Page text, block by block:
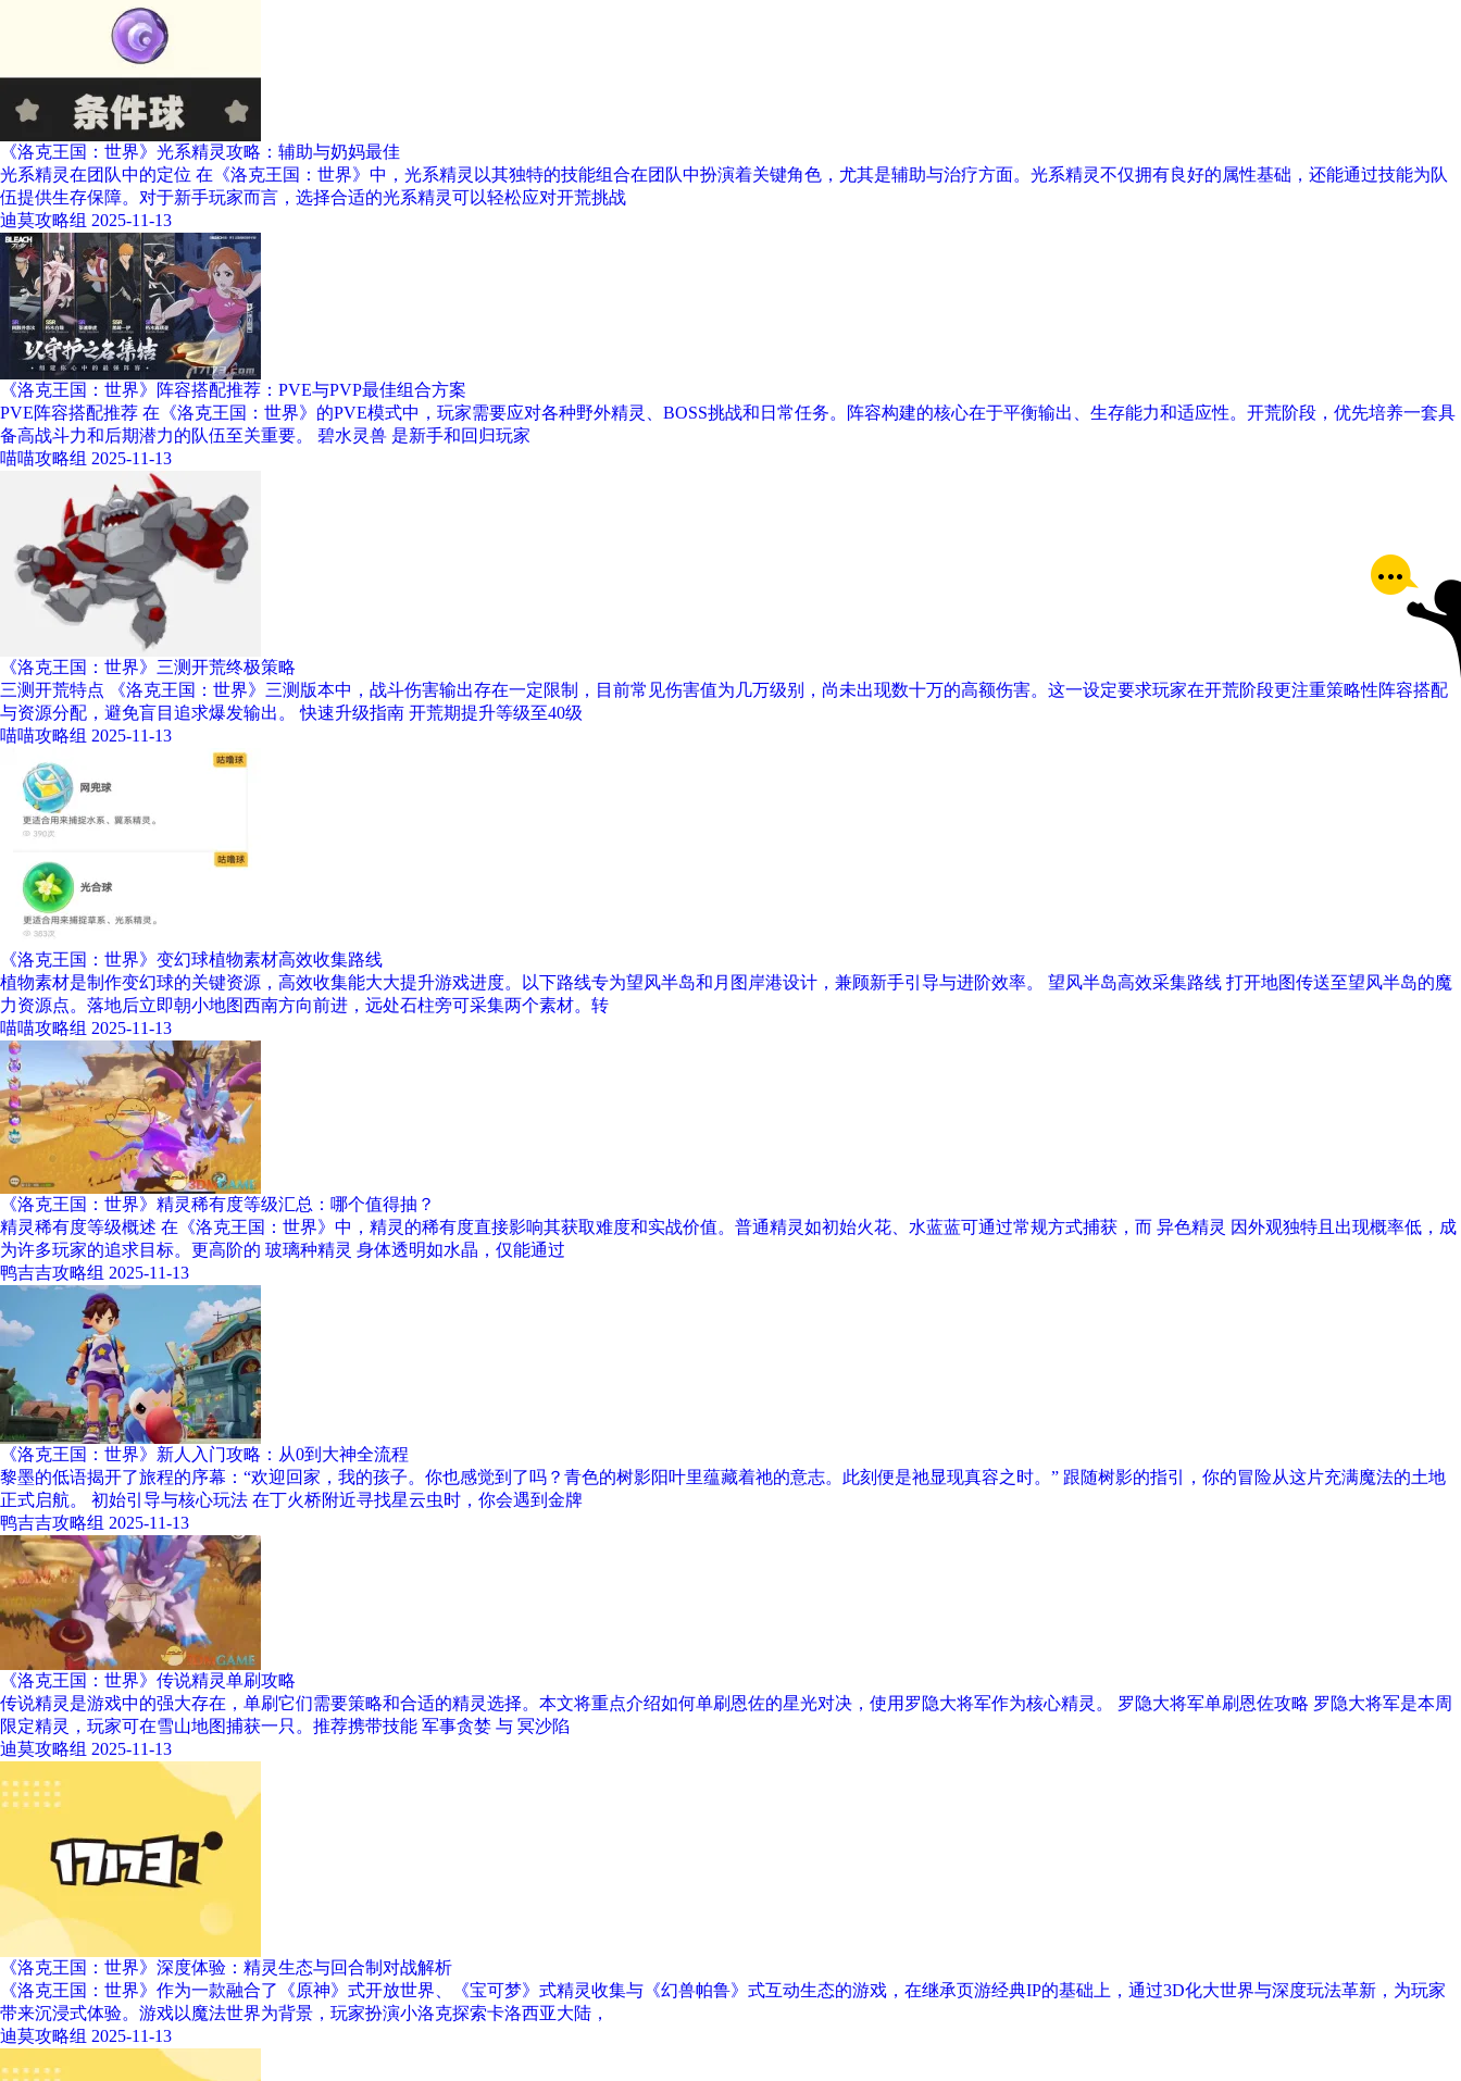
《洛克王国：世界》光系精灵攻略：辅助与奶妈最佳
光系精灵在团队中的定位 在《洛克王国：世界》中，光系精灵以其独特的技能组合在团队中扮演着关键角色，尤其是辅助与治疗方面。光系精灵不仅拥有良好的属性基础，还能通过技能为队
伍提供生存保障。对于新手玩家而言，选择合适的光系精灵可以轻松应对开荒挑战
迪莫攻略组 2025-11-13
《洛克王国：世界》阵容搭配推荐：PVE与PVP最佳组合方案
PVE阵容搭配推荐 在《洛克王国：世界》的PVE模式中，玩家需要应对各种野外精灵、BOSS挑战和日常任务。阵容构建的核心在于平衡输出、生存能力和适应性。开荒阶段，优先培养一套具
备高战斗力和后期潜力的队伍至关重要。 碧水灵兽 是新手和回归玩家
喵喵攻略组 2025-11-13
《洛克王国：世界》三测开荒终极策略
三测开荒特点 《洛克王国：世界》三测版本中，战斗伤害输出存在一定限制，目前常见伤害值为几万级别，尚未出现数十万的高额伤害。这一设定要求玩家在开荒阶段更注重策略性阵容搭配
与资源分配，避免盲目追求爆发输出。 快速升级指南 开荒期提升等级至40级
喵喵攻略组 2025-11-13
《洛克王国：世界》变幻球植物素材高效收集路线
植物素材是制作变幻球的关键资源，高效收集能大大提升游戏进度。以下路线专为望风半岛和月图岸港设计，兼顾新手引导与进阶效率。 望风半岛高效采集路线 打开地图传送至望风半岛的魔
力资源点。落地后立即朝小地图西南方向前进，远处石柱旁可采集两个素材。转
喵喵攻略组 2025-11-13
《洛克王国：世界》精灵稀有度等级汇总：哪个值得抽？
精灵稀有度等级概述 在《洛克王国：世界》中，精灵的稀有度直接影响其获取难度和实战价值。普通精灵如初始火花、水蓝蓝可通过常规方式捕获，而 异色精灵 因外观独特且出现概率低，成
为许多玩家的追求目标。更高阶的 玻璃种精灵 身体透明如水晶，仅能通过
鸭吉吉攻略组 2025-11-13
《洛克王国：世界》新人入门攻略：从0到大神全流程
黎墨的低语揭开了旅程的序幕：“欢迎回家，我的孩子。你也感觉到了吗？青色的树影阳叶里蕴藏着祂的意志。此刻便是祂显现真容之时。” 跟随树影的指引，你的冒险从这片充满魔法的土地
正式启航。 初始引导与核心玩法 在丁火桥附近寻找星云虫时，你会遇到金牌
鸭吉吉攻略组 2025-11-13
《洛克王国：世界》传说精灵单刷攻略
传说精灵是游戏中的强大存在，单刷它们需要策略和合适的精灵选择。本文将重点介绍如何单刷恩佐的星光对决，使用罗隐大将军作为核心精灵。 罗隐大将军单刷恩佐攻略 罗隐大将军是本周
限定精灵，玩家可在雪山地图捕获一只。推荐携带技能 军事贪婪 与 冥沙陷
迪莫攻略组 2025-11-13
《洛克王国：世界》深度体验：精灵生态与回合制对战解析
《洛克王国：世界》作为一款融合了《原神》式开放世界、《宝可梦》式精灵收集与《幻兽帕鲁》式互动生态的游戏，在继承页游经典IP的基础上，通过3D化大世界与深度玩法革新，为玩家
带来沉浸式体验。游戏以魔法世界为背景，玩家扮演小洛克探索卡洛西亚大陆，
迪莫攻略组 2025-11-13